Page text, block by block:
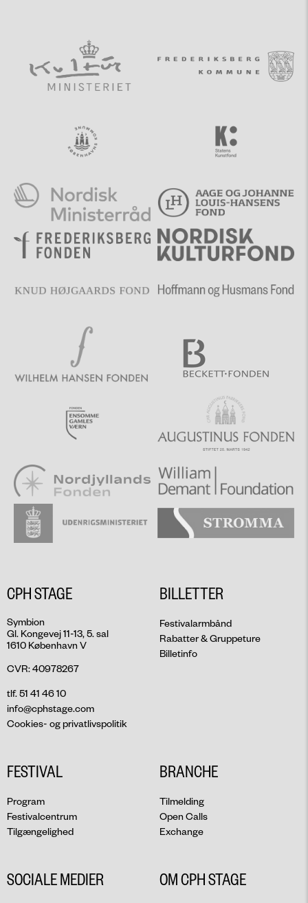
CPH STAGE
Symbion
Gl. Kongevej 11-13, 5. sal
1610 København V
CVR: 40978267
tlf. 51 41 46 10
info@cphstage.com
Cookies- og privatlivspolitik
BILLETTER
Festivalarmbånd
Rabatter & Gruppeture
Billetinfo
FESTIVAL
Program
Festivalcentrum
Tilgængelighed
BRANCHE
Tilmelding
Open Calls
Exchange
SOCIALE MEDIER OM CPH STAGE